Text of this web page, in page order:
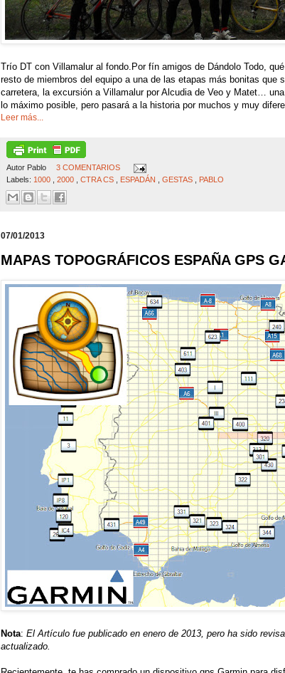
Trío DT con Villamalur al fondo.Por fín amigos de Dándolo Todo,
resto de miembros del equipo a una de las etapas más bonitas que
carretera, la excursión a Villamalur por Alcudia de Veo y Matet…
lo máximo posible, pero pasará a la historia por muchos y muy
Leer más...
Autor Pablo
3 COMENTARIOS
Labels: 1000 , 2000 , CTRA CS , ESPADÁN , GESTAS , PABLO
07/01/2013
MAPAS TOPOGRÁFICOS ESPAÑA GPS
Nota: El Artículo fue publicado en enero de 2013, pero ha sido
actualizado.